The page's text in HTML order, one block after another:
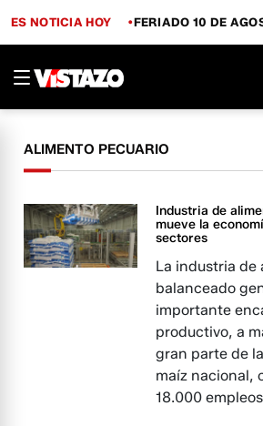
ES NOTICIA HOY FERIADO 10 DE
ALIMENTO PECUARIO
Industria de
mueve la
sectores
La industria de
balanceado
importante
productivo, a
gran parte de
maíz nacional,
18.000